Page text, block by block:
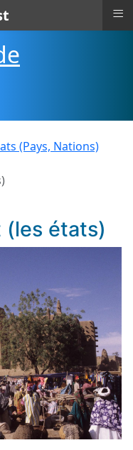
(Pays, Nations)
(les états)
≡